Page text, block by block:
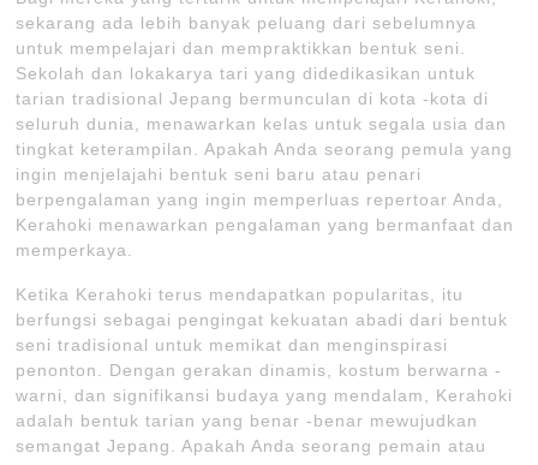
sekarang ada lebih banyak peluang dari sebelumnya
untuk mempelajari dan mempraktikkan bentuk seni.
Sekolah dan lokakarya tari yang didedikasikan untuk
tarian tradisional Jepang bermunculan di kota -kota di
seluruh dunia, menawarkan kelas untuk segala usia dan
tingkat keterampilan. Apakah Anda seorang pemula yang
ingin menjelajahi bentuk seni baru atau penari
berpengalaman yang ingin memperluas repertoar Anda,
Kerahoki menawarkan pengalaman yang bermanfaat dan
memperkaya.
Ketika Kerahoki terus mendapatkan popularitas, itu
berfungsi sebagai pengingat kekuatan abadi dari bentuk
seni tradisional untuk memikat dan menginspirasi
penonton. Dengan gerakan dinamis, kostum berwarna -
warni, dan signifikansi budaya yang mendalam, Kerahoki
adalah bentuk tarian yang benar -benar mewujudkan
semangat Jepang. Apakah Anda seorang pemain atau